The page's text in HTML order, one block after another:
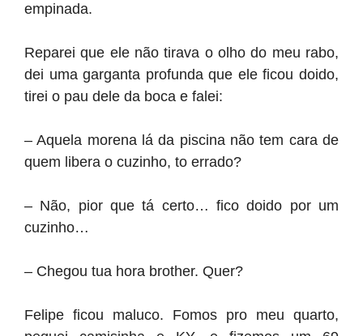
empinada.
Reparei que ele não tirava o olho do meu rabo,
dei uma garganta profunda que ele ficou doido,
tirei o pau dele da boca e falei:
– Aquela morena lá da piscina não tem cara de
quem libera o cuzinho, to errado?
– Não, pior que tá certo… fico doido por um
cuzinho…
– Chegou tua hora brother. Quer?
Felipe ficou maluco. Fomos pro meu quarto,